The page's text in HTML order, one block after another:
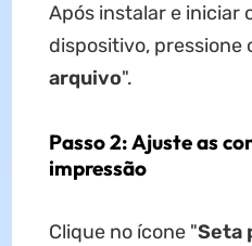
Após instalar e iniciar
dispositivo, pressione
arquivo".
Passo 2: Ajuste as
impressão
Clique no ícone "Seta